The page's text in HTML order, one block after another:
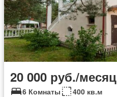
20 000 руб./месяц
6 Комнаты
400 кв.м